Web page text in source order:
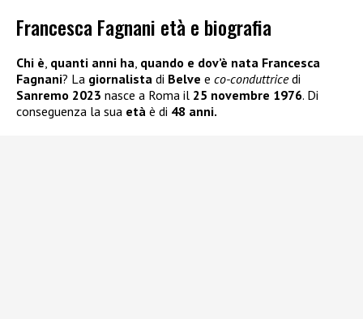
Francesca Fagnani età e biografia
Chi è, quanti anni ha, quando e dov’è nata Francesca
Fagnani? La giornalista di Belve e co-conduttricedi
Sanremo 2023 nasce a Roma il 25 novembre 1976. Di
conseguenza la sua età è di 48 anni.